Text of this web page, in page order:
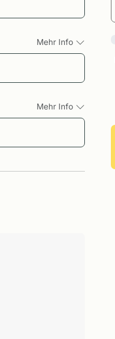
Mehr Info
Mehr Info